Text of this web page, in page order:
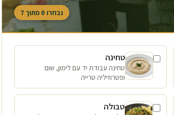
נבחרו 0 מתוך 7
טחינה
טחינה עבודת יד עם לימון, שום
ופטרוזיליה טרייה
טבולה